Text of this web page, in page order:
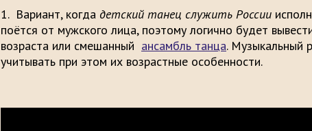
1. Вариант, когда детский танец служить России
поётся от мужского лица, поэтому логично будет
возраста или смешанный ансамбль танца. Музыкальный
учитывать при этом их